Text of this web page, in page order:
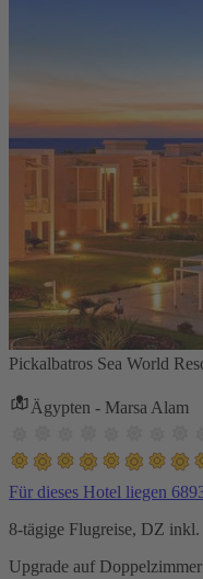
Pickalbatros Sea World
Ägypten - Marsa Alam
Für dieses Hotel liegen
8-tägige Flugreise, DZ
Upgrade auf